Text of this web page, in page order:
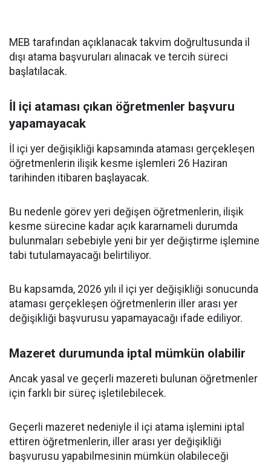
MEB tarafından açıklanacak takvim doğrultusunda il
dışı atama başvuruları alınacak ve tercih süreci
başlatılacak.
İl içi ataması çıkan öğretmenler başvuru
yapamayacak
İl içi yer değişikliği kapsamında ataması gerçekleşen
öğretmenlerin ilişik kesme işlemleri 26 Haziran
tarihinden itibaren başlayacak.
Bu nedenle görev yeri değişen öğretmenlerin, ilişik
kesme sürecine kadar açık kararnameli durumda
bulunmaları sebebiyle yeni bir yer değiştirme işlemine
tabi tutulamayacağı belirtiliyor.
Bu kapsamda, 2026 yılı il içi yer değişikliği sonucunda
ataması gerçekleşen öğretmenlerin iller arası yer
değişikliği başvurusu yapamayacağı ifade ediliyor.
Mazeret durumunda iptal mümkün olabilir
Ancak yasal ve geçerli mazereti bulunan öğretmenler
için farklı bir süreç işletilebilecek.
Geçerli mazeret nedeniyle il içi atama işlemini iptal
ettiren öğretmenlerin, iller arası yer değişikliği
başvurusu yapabilmesinin mümkün olabileceği